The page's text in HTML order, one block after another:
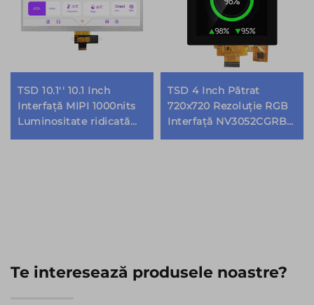
TSD 10.1'' 10.1 Inch
Interfață MIPI 1000nits
Luminositate ridicată
1024x600 Rezoluție
TSD 4 Inch Pătrat
720x720 Rezoluție RGB
Interfață NV3052CGRB
IPS TFT LCD Modul de
Te interesează produsele noastre?